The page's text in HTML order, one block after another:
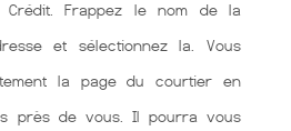
Crédit. Frappez le nom de la
et sélectionnez la. Vous
la page du courtier en
près de vous. Il pourra vous